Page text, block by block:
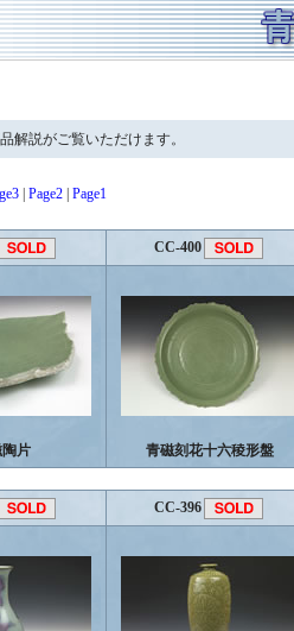
解説がご覧いただけます。
Page2 Page1
CC-400
片 青磁刻花十六稜形盤
CC-396